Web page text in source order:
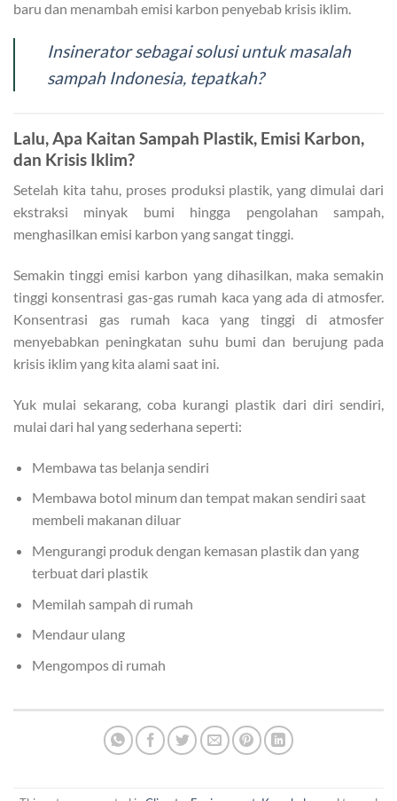
baru dan menambah emisi karbon penyebab krisis iklim.
Insinerator sebagai solusi untuk masalah
sampah Indonesia, tepatkah?
Lalu, Apa Kaitan Sampah Plastik, Emisi Karbon,
dan Krisis Iklim?
Setelah kita tahu, proses produksi plastik, yang dimulai dari
ekstraksi minyak bumi hingga pengolahan sampah,
menghasilkan emisi karbon yang sangat tinggi.
Semakin tinggi emisi karbon yang dihasilkan, maka semakin
tinggi konsentrasi gas-gas rumah kaca yang ada di atmosfer.
Konsentrasi gas rumah kaca yang tinggi di atmosfer
menyebabkan peningkatan suhu bumi dan berujung pada
krisis iklim yang kita alami saat ini.
Yuk mulai sekarang, coba kurangi plastik dari diri sendiri,
mulai dari hal yang sederhana seperti:
Membawa tas belanja sendiri
Membawa botol minum dan tempat makan sendiri saat
membeli makanan diluar
Mengurangi produk dengan kemasan plastik dan yang
terbuat dari plastik
Memilah sampah di rumah
Mendaur ulang
Mengompos di rumah